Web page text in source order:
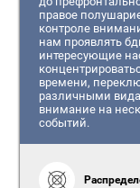
правое
контроле
нам проявлять
интересующие
времени,
различными
внимание на
событий.